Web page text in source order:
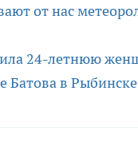
от нас
24-летнюю
Батова в Рыбинске